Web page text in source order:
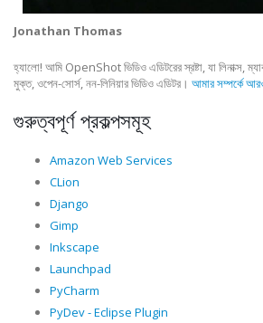
Jonathan Thomas
হ্যালো! আমি OpenShot ভিডিও এডিটরের স্রষ্টা, যা লিনাক্স,
মুক্ত, ওপেন-সোর্স, নন-লিনিয়ার ভিডিও এডিটর। আমার সম্পর্কে
গুরুত্বপূর্ণ প্রকল্পসমূহ
Amazon Web Services
CLion
Django
Gimp
Inkscape
Launchpad
PyCharm
PyDev - Eclipse Plugin